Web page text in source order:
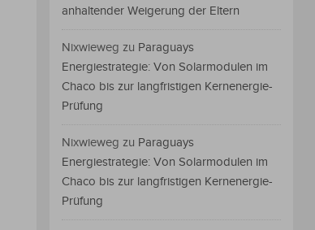
anhaltender Weigerung der Eltern
Nixwieweg zu Paraguays
Energiestrategie: Von Solarmodulen im
Chaco bis zur langfristigen Kernenergie-
Prüfung
Nixwieweg zu Paraguays
Energiestrategie: Von Solarmodulen im
Chaco bis zur langfristigen Kernenergie-
Prüfung